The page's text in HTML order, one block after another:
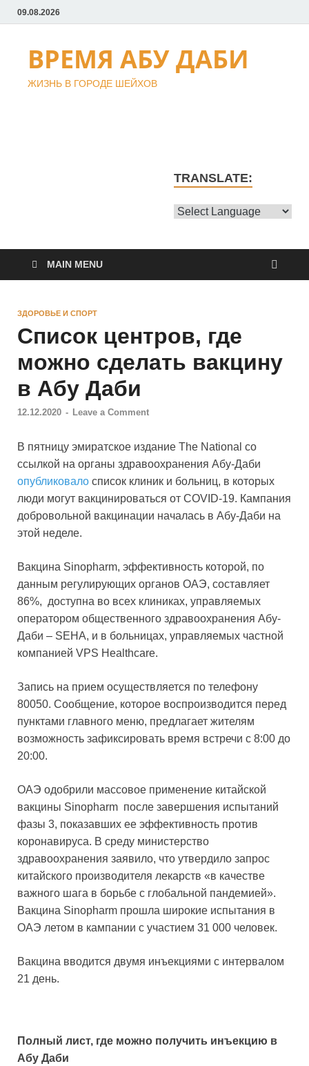
09.08.2026
ВРЕМЯ АБУ ДАБИ
ЖИЗНЬ В ГОРОДЕ ШЕЙХОВ
TRANSLATE:
MAIN MENU
ЗДОРОВЬЕ И СПОРТ
Список центров, где
можно сделать вакцину
в Абу Даби
12.12.2020 - Leave a Comment
В пятницу эмиратское издание The National со
ссылкой на органы здравоохранения Абу-Даби
опубликовало список клиник и больниц, в которых
люди могут вакцинироваться от COVID-19. Кампания
добровольной вакцинации началась в Абу-Даби на
этой неделе.
Вакцина Sinopharm, эффективность которой, по
данным регулирующих органов ОАЭ, составляет
86%, доступна во всех клиниках, управляемых
оператором общественного здравоохранения Абу-
Даби – SEHA, и в больницах, управляемых частной
компанией VPS Healthcare.
Запись на прием осуществляется по телефону
80050. Сообщение, которое воспроизводится перед
пунктами главного меню, предлагает жителям
возможность зафиксировать время встречи с 8:00 до
20:00.
ОАЭ одобрили массовое применение китайской
вакцины Sinopharm после завершения испытаний
фазы 3, показавших ее эффективность против
коронавируса. В среду министерство
здравоохранения заявило, что утвердило запрос
китайского производителя лекарств «в качестве
важного шага в борьбе с глобальной пандемией».
Вакцина Sinopharm прошла широкие испытания в
ОАЭ летом в кампании с участием 31 000 человек.
Вакцина вводится двумя инъекциями с интервалом
21 день.
Полный лист, где можно получить инъекцию в
Абу Даби